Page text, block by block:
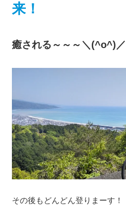
来！
癒される～～～＼(^o^)／
その後もどんどん登りまーす！